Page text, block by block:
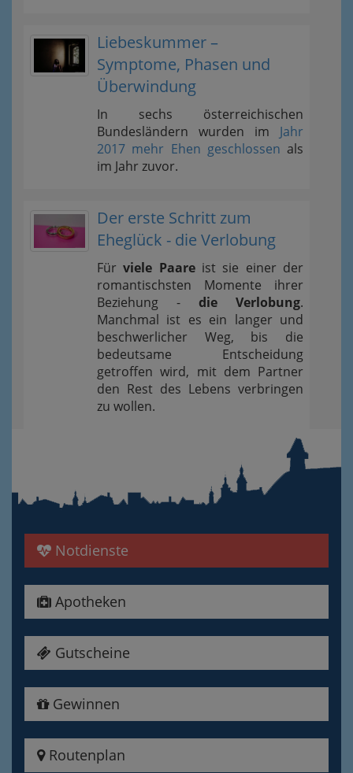
Liebeskummer –
Symptome, Phasen und
Überwindung
In sechs österreichischen
Bundesländern wurden im Jahr
2017 mehr Ehen geschlossen als
im Jahr zuvor.
Der erste Schritt zum
Eheglück - die Verlobung
Fürviele Paareist sie einer der
romantischsten Momente ihrer
Beziehung - die Verlobung.
Manchmal ist es ein langer und
beschwerlicher Weg, bis die
bedeutsame Entscheidung
getroffen wird, mit dem Partner
den Rest des Lebens verbringen
zu wollen.
Notdienste
Apotheken
Gutscheine
Gewinnen
Routenplan